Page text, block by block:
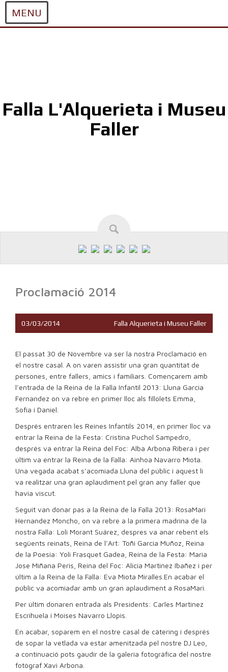
MENU
Falla L'Alquerieta i Museu
Faller
Proclamació 2014
03/03/2014 Falla Alquerieta i Museu Faller
El passat 30 de Novembre va ser la nostra Proclamació en
el nostre casal. A on varen assistir una gran quantitat de
persones, entre fallers, amics i familiars. Començarem amb
l’entrada de la Reina de la Falla Infantil 2013: Lluna Garcia
Fernandez on va rebre en primer lloc als fillolets Emma,
Sofia i Daniel.
Després entraren les Reines Infantils 2014, en primer lloc va
entrar la Reina de la Festa: Cristina Puchol Sampedro,
després va entrar la Reina del Foc: Alba Arbona Ribera i per
últim va entrar la Reina de la Falla: Ainhoa Navarro Miota.
Una vegada acabat s’acomiada Lluna del públic i aquest li
va realitzar una gran aplaudiment pel gran any faller que
havia viscut.
Seguit van donar pas a la Reina de la Falla 2013: RosaMari
Hernandez Moncho, on va rebre a la primera madrina de la
nostra Falla: Loli Morant Suárez, despres va anar rebent els
següents reinats, Reina de l’Art: Toñi Garcia Muñoz, Reina
de la Poesia: Yoli Frasquet Gadea, Reina de la Festa: Maria
Jose Miñana Peris, Reina del Foc: Alicia Martinez Ibañez i per
últim a la Reina de la Falla: Eva Miota Miralles. En acabar el
públic va acomiadar amb un gran aplaudiment a RosaMari.
Per últim donaren entrada als Presidents: Carles Martinez
Escrihuela i Moises Navarro Llopis.
En acabar, soparem en el nostre casal de càtering i després
de sopar la vetlada va estar amenitzada pel nostre DJ Leo,
a continuació pots gaudir de la galeria fotogràfica del nostre
fotògraf Xavi Arbona.